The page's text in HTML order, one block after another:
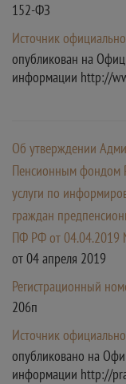
152-ФЗ
Источник
опубликован на
информации http://
Об утверждении
Пенсионным фондом
услуги по
граждан
ПФ РФ от 04.04.2019
от 04 апреля 2019
Регистрационный
206п
Источник
опубликовано на
информации http://